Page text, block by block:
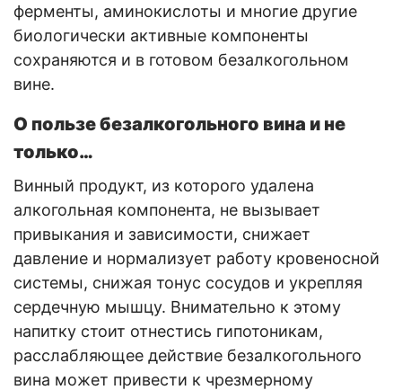
ферменты, аминокислоты и многие другие
биологически активные компоненты
сохраняются и в готовом безалкогольном
вине.
О пользе безалкогольного вина и не
только…
Винный продукт, из которого удалена
алкогольная компонента, не вызывает
привыкания и зависимости, снижает
давление и нормализует работу кровеносной
системы, снижая тонус сосудов и укрепляя
сердечную мышцу. Внимательно к этому
напитку стоит отнестись гипотоникам,
расслабляющее действие безалкогольного
вина может привести к чрезмерному